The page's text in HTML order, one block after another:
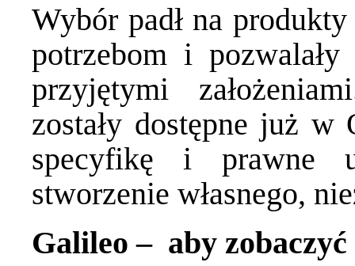
Wybór padł na
potrzebom i
przyjętymi
zostały dostępne już
specyfikę i prawne
stworzenie własnego,
Galileo – aby